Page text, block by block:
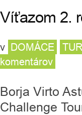
Víťazom 2.
v DOMÁCE
komentárov
Borja Virto
Challenge